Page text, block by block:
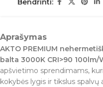
Aprašymas
AKTO PREMIUM
balta 3000K CRI>90 100lm/
apšvietimo sprendimams,
kokybės lygis ir tikslus spalvų